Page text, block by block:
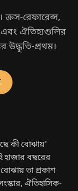
রেফারেন্স,
এবং ঐতিহ্যগুলির
উদ্ধৃতি-প্রথম।
কী বোঝায়'
হাজার বছরের
বোঝায় তা প্রকাশ
ঐতিহাসিক-